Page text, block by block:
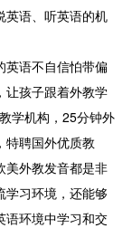
英语、听英语的机
语不自信怕带偏
让孩子跟着外教学
学机构，25分钟外
特聘国外优质教
美外教发音都是非
学习环境，还能够
语环境中学习和交